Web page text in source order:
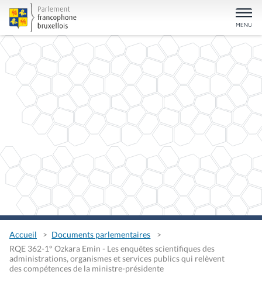
Accueil
Documents parlementaires
RQE 362-1° Ozkara Emin - Les enquêtes scientifiques des
administrations, organismes et services publics qui relèvent
des compétences de la ministre-présidente